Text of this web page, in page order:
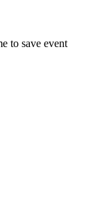
to save event